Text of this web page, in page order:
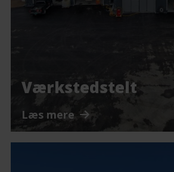
Værkstedstelt
Læs mere